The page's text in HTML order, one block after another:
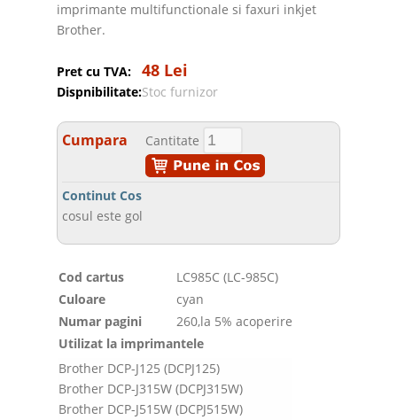
imprimante multifunctionale si faxuri inkjet
Brother.
Pret cu TVA: 48 Lei
Dispnibilitate:Stoc furnizor
Cumpara Cantitate
Continut Cos
cosul este gol
Cod cartus
LC985C (LC-985C)
Culoare
cyan
Numar pagini
260,la 5% acoperire
Utilizat la imprimantele
Brother DCP-J125 (DCPJ125)
Brother DCP-J315W (DCPJ315W)
Brother DCP-J515W (DCPJ515W)